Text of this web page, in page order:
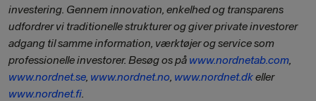
investering. Gennem innovation, enkelhed og transparens
udfordrer vi traditionelle strukturer og giver private investorer
adgang til samme information, værktøjer og service som
professionelle investorer. Besøg os på www.nordnetab.com,
www.nordnet.se, www.nordnet.no, www.nordnet.dkeller
www.nordnet.fi.